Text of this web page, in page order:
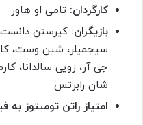
کارگردان: تامی او هاور
بازیگران: کیرستن
سیجمیلر، شین وست،
جی آر، زویی سالدانا،
شان رابرتس
امتیاز راتن تومیتوز به